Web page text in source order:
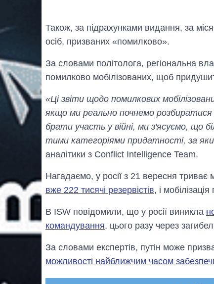
Також, за підрахунками видання, за
осіб, призваних «помилково».
За словами політолога, регіональна
помилково мобілізованих, щоб
«Ці звіти щодо помилкових
якщо ми реально почнемо розбиратися
брати участь у війні, ми з'ясуємо, що
тими категоріями придатності, за
аналітики з Conflict Intelligence Team.
Нагадаємо, у росії з 21 вересня триває
вже 222 тисячі резервістів, і
В ISW повідомили, що у росії виникла
командування, цього разу через
За словами експертів, путін може
можливості найближчим часом